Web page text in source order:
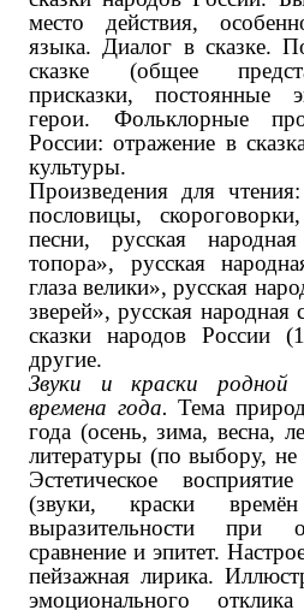
место действия,
языка. Диалог в сказке.
сказке (общее
присказки, постоянные
герои. Фольклорные
России: отражение в
культуры.
Произведения для
пословицы,
песни, русская
топора», русская
глаза велики», русская
зверей», русская народная
сказки народов России
другие.‌
Звуки и краски
времена года. Тема
года (осень, зима, весна,
литературы ‌(по выбору, не
Эстетическое
(звуки, краски
выразительности при
сравнение и эпитет.
пейзажная лирика.
эмоционального